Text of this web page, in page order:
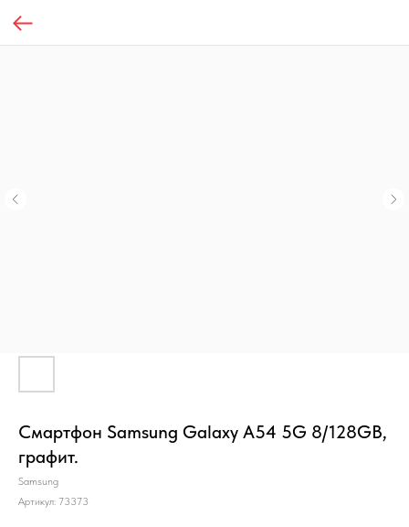
Смартфон Samsung Galaxy A54 5G 8/128GB,
графит.
Samsung
Артикул: 73373